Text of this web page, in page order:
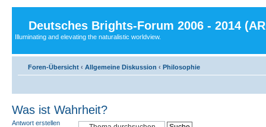
Deutsches Brights-Forum 2006 - 2014
Illuminating and elevating the naturalistic worldview.
Foren-Übersicht ‹ Allgemeine Diskussion ‹ Philosophie
Was ist Wahrheit?
Antwort erstellen